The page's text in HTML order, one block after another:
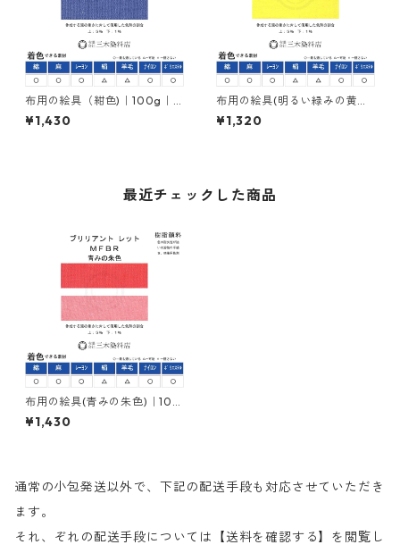
布用の絵具（紺色)｜100g｜
ネオカラーネビーブルーＭＢ
｜樹脂顔料（ピグメントレジ
¥1,430
布用の絵具(明るい緑みの黄色)
｜100g｜ネオカラーエローＭ
ＧＲ｜樹脂顔料(ピグメントレ
¥1,320
最近チェックした商品
布用の絵具(青みの朱色)｜100
g｜ネオカラーブリリアントレ
ットＭＦＢＲ｜樹脂顔料(ピグ
¥1,430
通常の小包発送以外で、下記の配送手段も対応させていただき
ます。
それ、ぞれの配送手段については【送料を確認する】を閲覧し